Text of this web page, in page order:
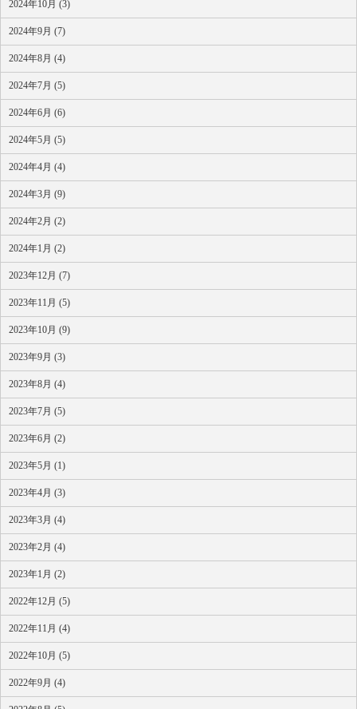
2024年10月 (3)
2024年9月 (7)
2024年8月 (4)
2024年7月 (5)
2024年6月 (6)
2024年5月 (5)
2024年4月 (4)
2024年3月 (9)
2024年2月 (2)
2024年1月 (2)
2023年12月 (7)
2023年11月 (5)
2023年10月 (9)
2023年9月 (3)
2023年8月 (4)
2023年7月 (5)
2023年6月 (2)
2023年5月 (1)
2023年4月 (3)
2023年3月 (4)
2023年2月 (4)
2023年1月 (2)
2022年12月 (5)
2022年11月 (4)
2022年10月 (5)
2022年9月 (4)